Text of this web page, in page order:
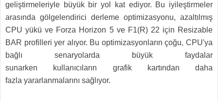
geliştirmeleriyle büyük bir yol kat ediyor. Bu iyileştirmeler
arasında gölgelendirici derleme optimizasyonu, azaltılmış
CPU yükü ve Forza Horizon 5 ve F1(R) 22 için Resizable
BAR profilleri yer alıyor. Bu optimizasyonların çoğu, CPU'ya
bağlı senaryolarda büyük faydalar
sunarken kullanıcıların grafik kartından daha
fazla yararlanmalarını sağlıyor.